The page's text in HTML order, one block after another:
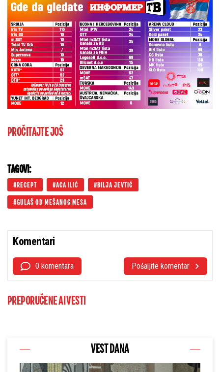
PROČITAJTE JOŠ
TAGOVI:
RECEPT ACA ILIĆ BILJA JEVTIĆ
GULAŠ OD MEŠANOG MESA
Komentari
0 komentara Pošaljite komentar
PREPORUČENE AI VESTI
VEST DANA